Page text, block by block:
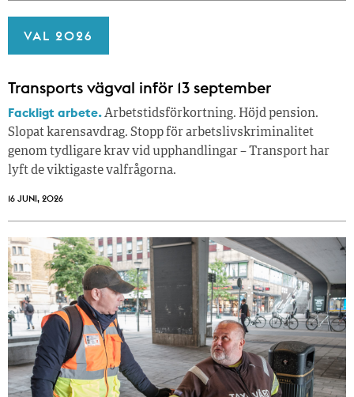
VAL 2026
Transports vägval inför 13 september
Fackligt arbete.Arbetstidsförkortning. Höjd pension.
Slopat karensavdrag. Stopp för arbetslivskriminalitet
genom tydligare krav vid upphandlingar – Transport har
lyft de viktigaste valfrågorna.
16 JUNI, 2026